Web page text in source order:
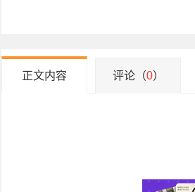
正文内容 评论（0）